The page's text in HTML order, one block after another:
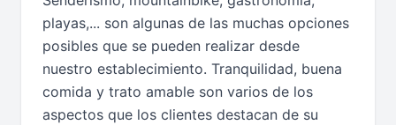
playas,... son algunas de las muchas opciones
posibles que se pueden realizar desde
nuestro establecimiento. Tranquilidad, buena
comida y trato amable son varios de los
aspectos que los clientes destacan de su